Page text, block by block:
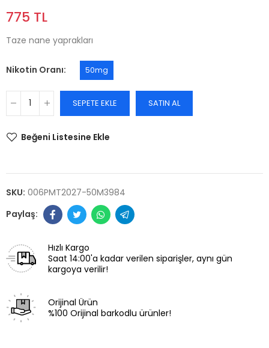
775 TL
Taze nane yaprakları
Nikotin Oranı 50mg
SEPETE EKLE SATIN AL
Beğeni Listesine Ekle
SKU: 006PMT2027-50M3984
Hızlı Kargo
Saat 14:00'a kadar verilen siparişler, aynı gün
kargoya verilir!
Orijinal Ürün
%100 Orijinal barkodlu ürünler!